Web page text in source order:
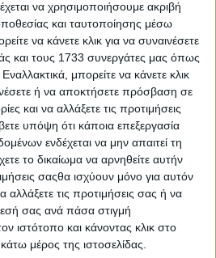
να χρησιμοποιήσουμε ακριβή
και ταυτοποίησης μέσω
να κάνετε κλικ για να συναινέσετε
και τους 1733 συνεργάτες μας όπως
μπορείτε να κάνετε κλικ
ή να αποκτήσετε πρόσβαση σε
και να αλλάξετε τις προτιμήσεις
υπόψη ότι κάποια επεξεργασία
ενδέχεται να μην απαιτεί τη
το δικαίωμα να αρνηθείτε αυτήν
σαςθα ισχύουν μόνο για αυτόν
αλλάξετε τις προτιμήσεις σας ή να
σας ανά πάσα στιγμή
ιστότοπο και κάνοντας κλικ στο
μέρος της ιστοσελίδας.
πιέσεις που επηρεάζουν άμεσα
τη συνολική του
στο πλαίσιο αυτό ο ΣΠΕΛ
«Αγροτική Παραγωγή και
το Κόστος στην Αξία»με
καταλύτη για έναν
τη συμμετοχήομιλητώναπό την
Τροφίμων, την
φορείς και φυσικά τον
θα είναι η
στην αξία»,αναδεικνύοντας
και ορθολογικής θρέψης των
για την ενίσχυση της
προστιθέμενης αξίας και
ελληνικής γεωργίας.